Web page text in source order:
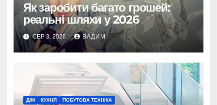
Як заробити багато грошей:
реальні шляхи у 2026
СЕР 3, 2026 ВАДИМ
ДІМ КУХНЯ ПОБУТОВА ТЕХНІКА